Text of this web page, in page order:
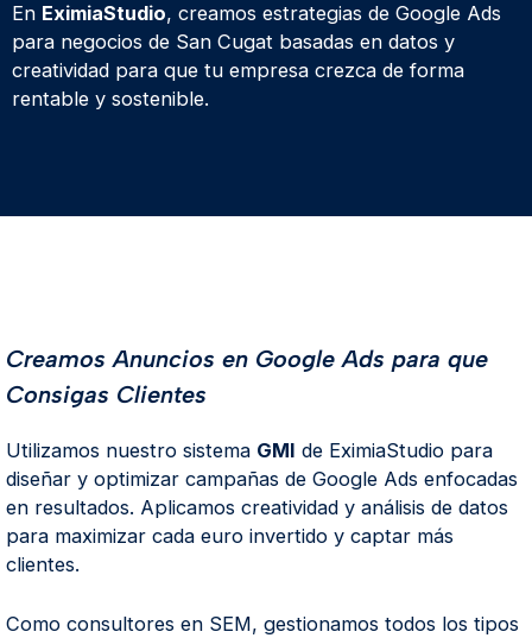
En EximiaStudio, creamos estrategias de Google Ads
para negocios de San Cugat basadas en datos y
creatividad para que tu empresa crezca de forma
rentable y sostenible.
Creamos Anuncios en Google Ads para que
Consigas Clientes
Utilizamos nuestro sistema GMI de EximiaStudio para
diseñar y optimizar campañas de Google Ads enfocadas
en resultados. Aplicamos creatividad y análisis de datos
para maximizar cada euro invertido y captar más
clientes.
Como consultores en SEM, gestionamos todos los tipos